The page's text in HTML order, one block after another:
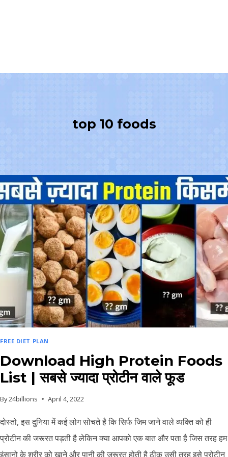
top 10 foods
FREE DIET PLAN
Download High Protein Foods
List | सबसे ज्यादा प्रोटीन वाले फूड
By24billions April 4, 2022
दोस्तो, इस दुनिया में कई लोग सोचते है कि सिर्फ जिम जाने वाले व्यक्ति को ही
प्रोटीन की जरूरत पड़ती है लेकिन क्या आपको एक बात और पता है जिस तरह हम
इंसानो के शरीर को खाने और पानी की जरूरत होती है ठीक उसी तरह इसे प्रोटीन